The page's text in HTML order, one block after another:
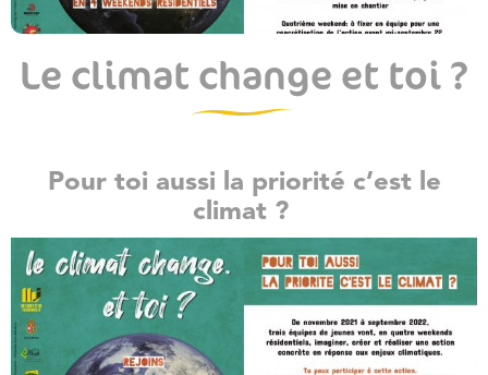
Le climat change et toi ?
Pour toi aussi la priorité c’est le
climat ?